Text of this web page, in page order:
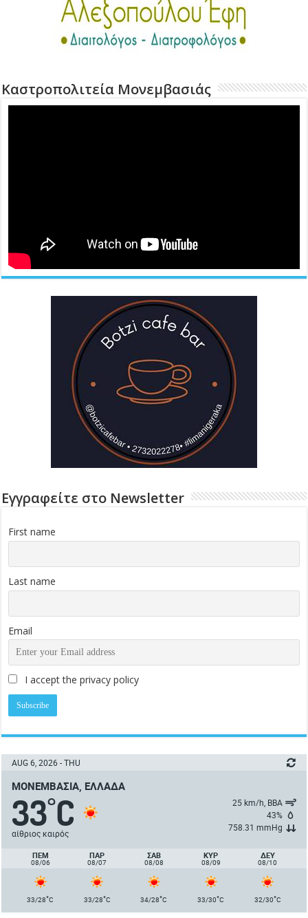
Καστροπολιτεία Μονεμβασιάς
Εγγραφείτε στο Newsletter
First name
Last name
Email
I accept the privacy policy
AUG 6, 2026 - THU
ΜΟΝΕΜΒΑΣΙΆ, ΕΛΛΆΔΑ
33°C
αίθριος καιρός
25 km/h, ΒΒΑ
43%
758.31 mmHg
ΠΈΜ
08/06
ΠΑΡ
08/07
ΣΑΒ
08/08
ΚΥΡ
08/09
ΔΕΥ
08/10
33/28°C 33/28°C 34/28°C 33/30°C 32/30°C